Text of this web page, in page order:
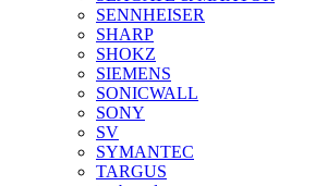
SENNHEISER
SHARP
SHOKZ
SIEMENS
SONICWALL
SONY
SV
SYMANTEC
TARGUS